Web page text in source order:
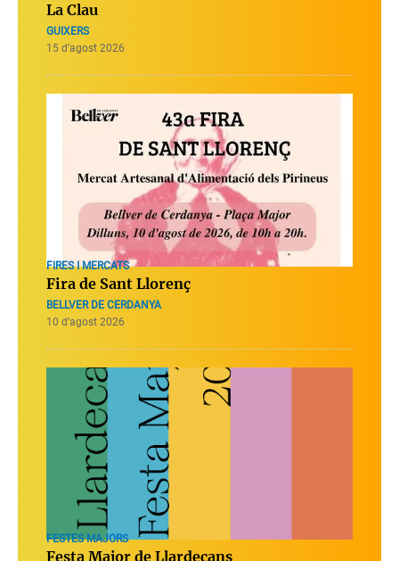
La Clau
GUIXERS
15 d’agost 2026
FIRES I MERCATS
Fira de Sant Llorenç
BELLVER DE CERDANYA
10 d’agost 2026
FESTES MAJORS
Festa Major de Llardecans